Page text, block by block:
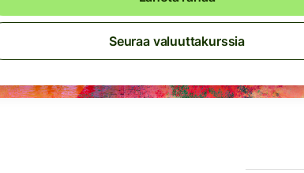
Seuraa valuuttakurssia